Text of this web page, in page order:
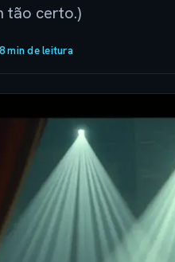
tão certo.)
8 min de leitura